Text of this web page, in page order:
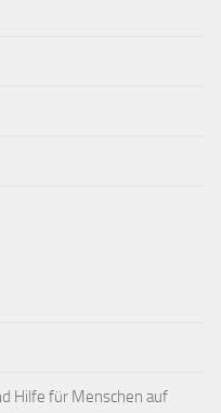
Hilfe für Menschen auf